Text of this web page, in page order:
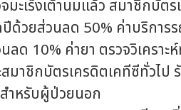
ร็งเต้านมแล้ว สมาชิกบัต
ด้วยส่วนลด 50% ค่าบริการ
ด 10% ค่ายา ตรวจวิเคราะ
มาชิกบัตรเครดิตเคทีซีทั่วไป
ำหรับผู้ป่วยนอก